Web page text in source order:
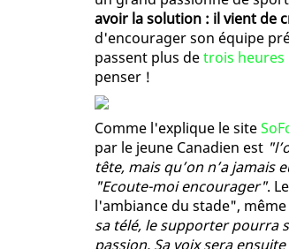
avoir la solution : il vient de
d'encourager son équipe
passent plus detrois
penser !
Comme l'explique le site
par le jeune Canadien est
tête, mais qu’on n’a
"Ecoute-moi encourager".
l'ambiance du stade",
sa télé, le supporter pourra
passion. Sa voix sera